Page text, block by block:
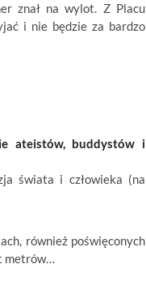
znał na wylot. Z Placu
i nie będzie za bardzo
ateistów, buddystów i
świata i człowieka (na
również poświęconych
metrów…